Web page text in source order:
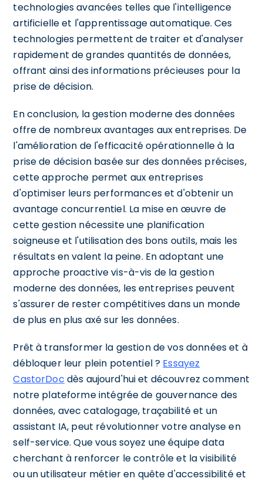
technologies avancées telles que l'intelligence
artificielle et l'apprentissage automatique. Ces
technologies permettent de traiter et d'analyser
rapidement de grandes quantités de données,
offrant ainsi des informations précieuses pour la
prise de décision.
En conclusion, la gestion moderne des données
offre de nombreux avantages aux entreprises. De
l'amélioration de l'efficacité opérationnelle à la
prise de décision basée sur des données précises,
cette approche permet aux entreprises
d'optimiser leurs performances et d'obtenir un
avantage concurrentiel. La mise en œuvre de
cette gestion nécessite une planification
soigneuse et l'utilisation des bons outils, mais les
résultats en valent la peine. En adoptant une
approche proactive vis-à-vis de la gestion
moderne des données, les entreprises peuvent
s'assurer de rester compétitives dans un monde
de plus en plus axé sur les données.
Prêt à transformer la gestion de vos données et à
débloquer leur plein potentiel ? Essayez
CastorDoc dès aujourd'hui et découvrez comment
notre plateforme intégrée de gouvernance des
données, avec catalogage, traçabilité et un
assistant IA, peut révolutionner votre analyse en
self-service. Que vous soyez une équipe data
cherchant à renforcer le contrôle et la visibilité
ou un utilisateur métier en quête d'accessibilité et